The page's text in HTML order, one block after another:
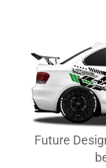
Future